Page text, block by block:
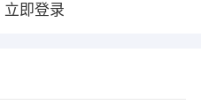
立即登录